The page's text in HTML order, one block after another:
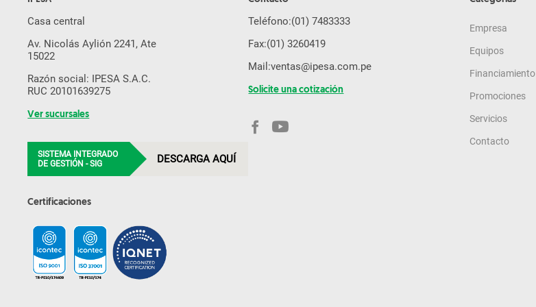
Casa central
Av. Nicolás Aylión 2241, Ate
15022
Razón social: IPESA S.A.C.
RUC 20101639275
Ver sucursales
SISTEMA INTEGRADO
DE GESTIÓN - SIG
DESCARGA AQUÍ
Certificaciones
Teléfono:(01) 7483333
Fax:(01) 3260419
Mail:ventas@ipesa.com.pe
Solicite una cotización
Empresa
Equipos
Financiamiento
Promociones
Servicios
Contacto